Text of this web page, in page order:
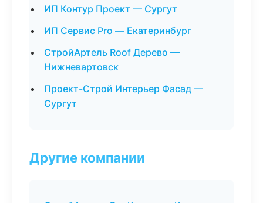
ИП Контур Проект — Сургут
ИП Сервис Pro — Екатеринбург
СтройАртель Roof Дерево —
Нижневартовск
Проект-Строй Интерьер Фасад —
Сургут
Другие компании